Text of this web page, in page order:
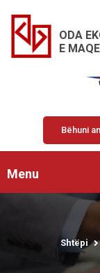
ODA
E
Bëhuni
Menu
Shtëpi